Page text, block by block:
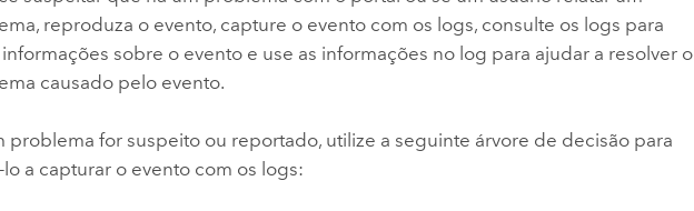
reproduza o evento, capture o evento com os logs, consulte os logs para
sobre o evento e use as informações no log para ajudar a resolver o
causado pelo evento.
problema for suspeito ou reportado, utilize a seguinte árvore de decisão para
lo a capturar o evento com os logs: